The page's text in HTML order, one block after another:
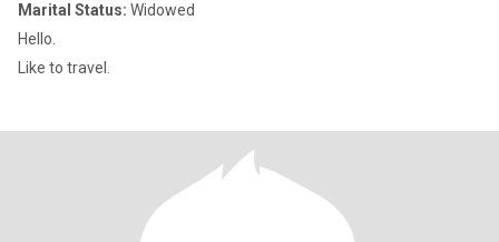
Marital Status: Widowed
Hello.
Like to travel.